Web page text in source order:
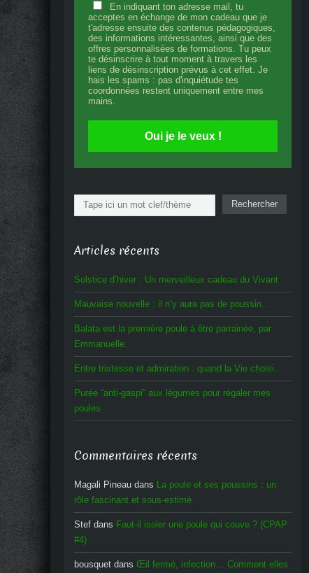
En indiquant ton adresse mail, tu
acceptes en échange de mon cadeau que je
t'adresse ensuite des contenus pédagogiques,
des informations intéressantes, ainsi que des
offres personnalisées de formations. Tu peux
te désinscrire à tout moment à travers les
liens de désinscription prévus à cet effet. Je
hais les spams : pas d'inquiétude tes
coordonnées restent uniquement entre mes
mains.
Oui je le veux !
Rechercher Rechercher
Articles récents
Solstice d’hiver : Un merveilleux cadeau du Vivant
Mauvaise nouvelle : il n’y aura pas de poussin…
Balata est la première poule à être parrainée, par
Emmanuelle.
Entre tristesse et admiration : quand la Vie choisi.
Purée “anti-gaspi” aux légumes pour régaler mes
poules
Commentaires récents
Magali Pineau dans La poule et ses poussins : un
rôle fascinant et sous-estimé
Stef dans Faut-il isoler une poule qui couve ? (CPAP
#4)
bousquet dans Œil fermé, infection… Comment elles